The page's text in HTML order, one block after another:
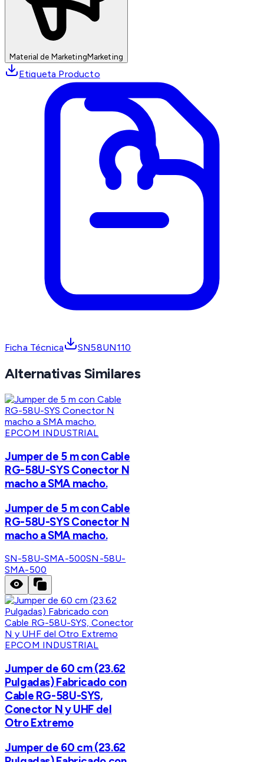
Material de MarketingMarketing
Etiqueta Producto
Ficha Técnica SN58UN110
Alternativas Similares
EPCOM INDUSTRIAL
Jumper de 5 m con Cable
RG-58U-SYS Conector N
macho a SMA macho.
Jumper de 5 m con Cable
RG-58U-SYS Conector N
macho a SMA macho.
SN-58U-SMA-500SN-58U-
SMA-500
EPCOM INDUSTRIAL
Jumper de 60 cm (23.62
Pulgadas) Fabricado con
Cable RG-58U-SYS,
Conector N y UHF del
Otro Extremo
Jumper de 60 cm (23.62